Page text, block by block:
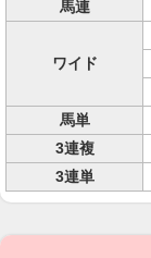
馬連
ワイド
馬単
3連複
3連単